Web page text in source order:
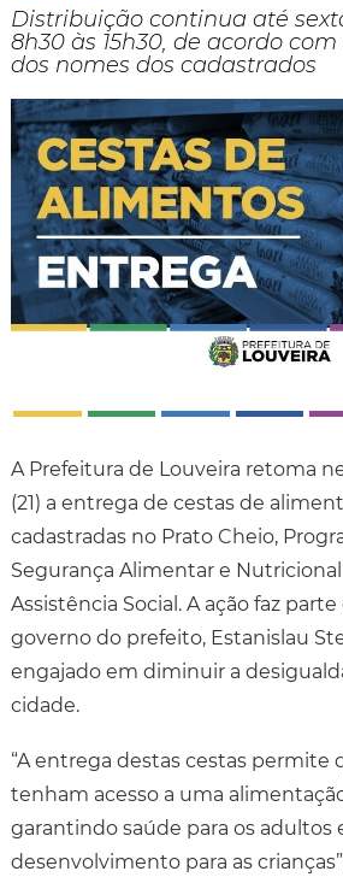
Distribuição continua até
8h30 às 15h30, de acordo
dos nomes dos cadastrados
A Prefeitura de Louveira retoma
(21) a entrega de cestas de
cadastradas no Prato Cheio,
Segurança Alimentar e
Assistência Social. A ação faz
governo do prefeito, Estanislau
engajado em diminuir a
cidade.
“A entrega destas cestas permite
tenham acesso a uma
garantindo saúde para os adultos
desenvolvimento para as